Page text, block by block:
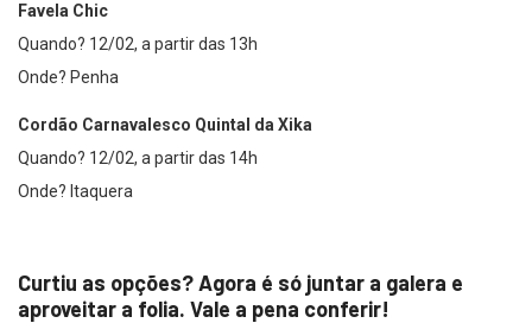
Favela Chic
Quando? 12/02, a partir das 13h
Onde? Penha
Cordão Carnavalesco Quintal da Xika
Quando? 12/02, a partir das 14h
Onde? Itaquera
Curtiu as opções? Agora é só juntar a galera e
aproveitar a folia. Vale a pena conferir!